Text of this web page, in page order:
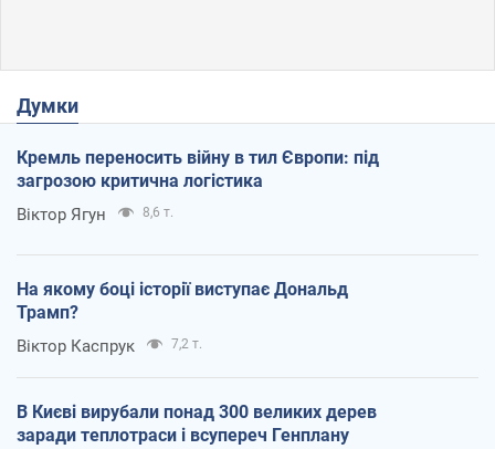
Думки
Кремль переносить війну в тил Європи: під
загрозою критична логістика
Віктор Ягун 8,6 т.
На якому боці історії виступає Дональд
Трамп?
Віктор Каспрук 7,2 т.
В Києві вирубали понад 300 великих дерев
заради теплотраси і всупереч Генплану